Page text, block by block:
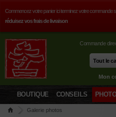
Commencez votre panier ici terminez votre commande
réduisez vos frais de livraison
Commande
Mon
BOUTIQUE CONSEILS
Galerie photos